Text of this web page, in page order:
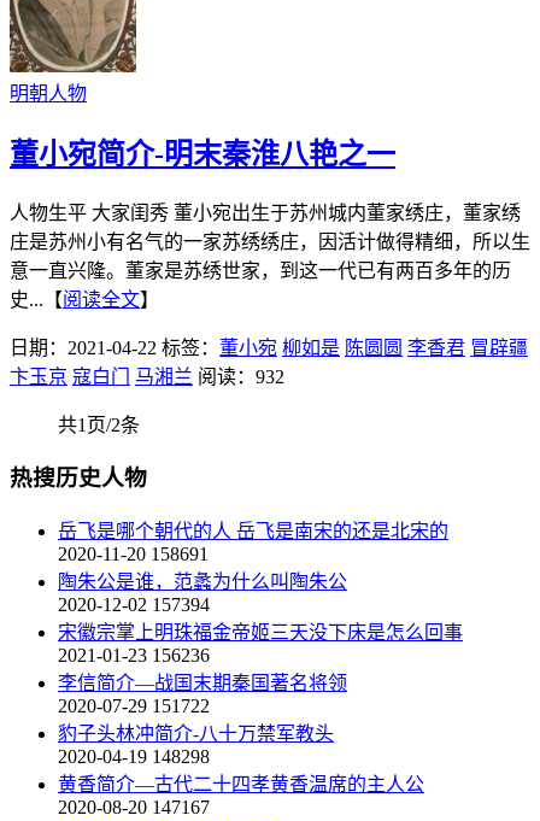
明朝人物
董小宛简介-明末秦淮八艳之一
人物生平 大家闺秀 董小宛出生于苏州城内董家绣庄，董家绣
庄是苏州小有名气的一家苏绣绣庄，因活计做得精细，所以生
意一直兴隆。董家是苏绣世家，到这一代已有两百多年的历
史...【阅读全文】
日期：2021-04-22 标签： 董小宛 柳如是 陈圆圆 李香君 冒辟疆
卞玉京 寇白门 马湘兰 阅读：932
共1页/2条
热搜历史人物
岳飞是哪个朝代的人 岳飞是南宋的还是北宋的
2020-11-20 158691
陶朱公是谁，范蠡为什么叫陶朱公
2020-12-02 157394
宋徽宗掌上明珠福金帝姬三天没下床是怎么回事
2021-01-23 156236
李信简介—战国末期秦国著名将领
2020-07-29 151722
豹子头林冲简介-八十万禁军教头
2020-04-19 148298
黄香简介—古代二十四孝黄香温席的主人公
2020-08-20 147167